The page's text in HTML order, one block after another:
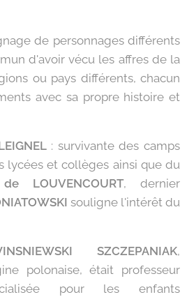
de personnages différents
d'avoir vécu les affres de la
ou pays différents, chacun
avec sa propre histoire et
: survivante des camps
lycées et collèges ainsi que du
LOUVENCOURT, dernier
souligne l'intérêt du
SZCZEPANIAK,
polonaise, était professeur
pour les enfants